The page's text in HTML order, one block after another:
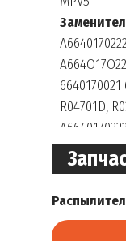
R04701D,
A6640170222